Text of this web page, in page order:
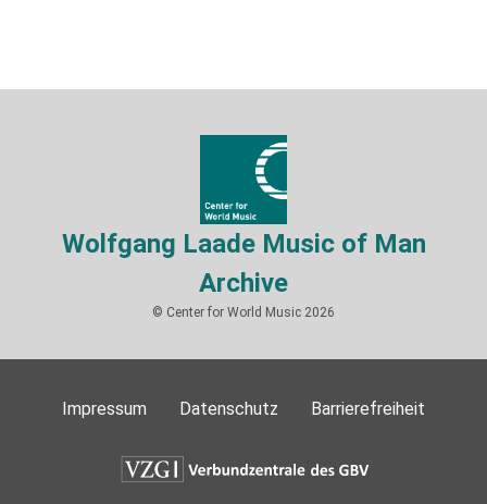
Wolfgang Laade Music of Man
Archive
© Center for World Music 2026
Impressum Datenschutz Barrierefreiheit